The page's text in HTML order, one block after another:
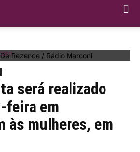
Rezende / Rádio Marconi
será realizado
feira em
às mulheres, em